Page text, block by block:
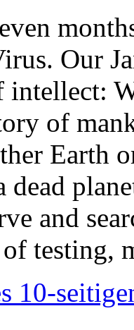
Our
of
Earth
dead
and
testing,
10-